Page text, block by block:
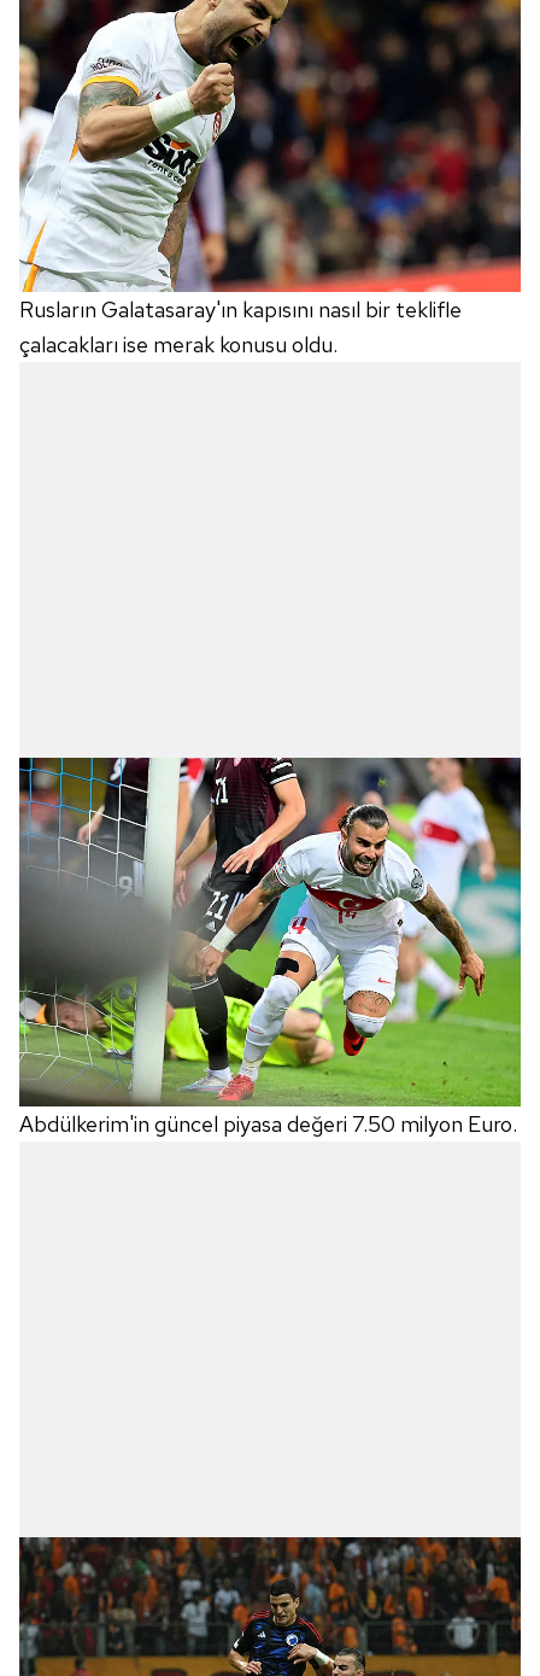
Rusların Galatasaray'ın kapısını nasıl bir teklifle
çalacakları ise merak konusu oldu.
Abdülkerim'in güncel piyasa değeri 7.50 milyon Euro.